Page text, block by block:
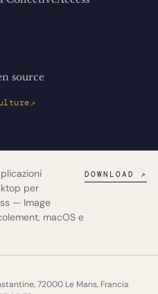
source
↗
per
— Image
, macOS e
DOWNLOAD ↗
72000 Le Mans, Francia